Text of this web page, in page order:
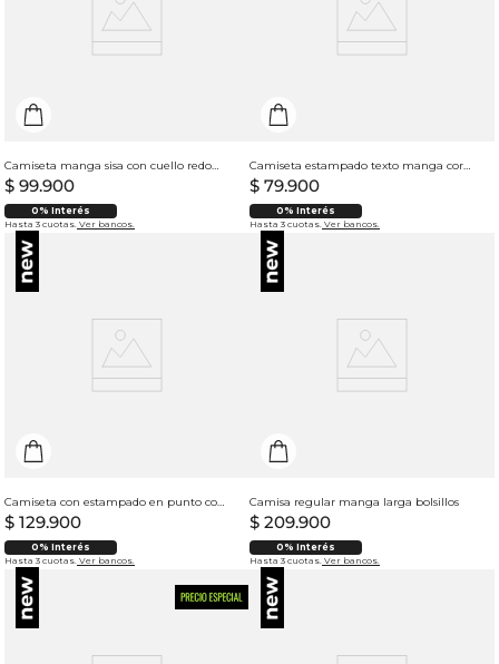
Camiseta manga sisa con cuello redondo para mujer
$ 99.900
0% Interés
Hasta 3 cuotas. Ver bancos.
Camiseta estampado texto manga corta cuello redondo para hombre
$ 79.900
0% Interés
Hasta 3 cuotas. Ver bancos.
Camiseta con estampado en punto corazón para hombre
$ 129.900
0% Interés
Hasta 3 cuotas. Ver bancos.
Camisa regular manga larga bolsillos
$ 209.900
0% Interés
Hasta 3 cuotas. Ver bancos.